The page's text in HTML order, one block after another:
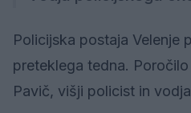
Policijska postaja Velenje
preteklega tedna.
Pavič, višji policist in